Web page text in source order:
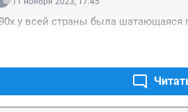
у всей страны была шатающаяся